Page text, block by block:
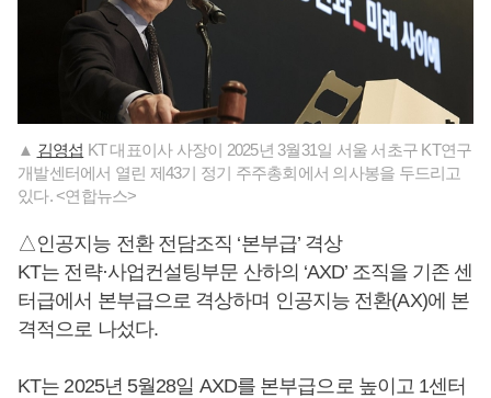
▲ 김영섭 KT 대표이사 사장이 2025년 3월31일 서울 서초구 KT연구
개발센터에서 열린 제43기 정기 주주총회에서 의사봉을 두드리고
있다. <연합뉴스>
△인공지능 전환 전담조직 ‘본부급’ 격상
KT는 전략·사업컨설팅부문 산하의 ‘AXD’ 조직을 기존 센
터급에서 본부급으로 격상하며 인공지능 전환(AX)에 본
격적으로 나섰다.
KT는 2025년 5월28일 AXD를 본부급으로 높이고 1센터